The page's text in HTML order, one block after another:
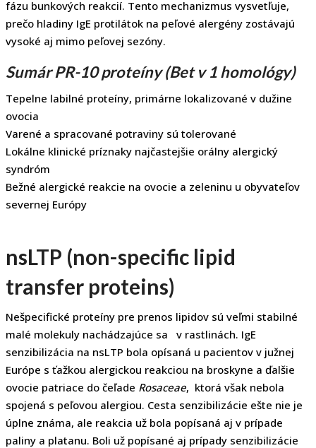
fázu bunkových reakcií. Tento mechanizmus vysvetľuje,
prečo hladiny IgE protilátok na peľové alergény zostávajú
vysoké aj mimo peľovej sezóny.
Sumár PR-10 proteíny (Bet v 1 homológy)
Tepelne labilné proteíny, primárne lokalizované v dužine
ovocia
Varené a spracované potraviny sú tolerované
Lokálne klinické príznaky najčastejšie orálny alergický
syndróm
Bežné alergické reakcie na ovocie a zeleninu u obyvateľov
severnej Európy
nsLTP (non-specific lipid
transfer proteins)
Nešpecifické proteíny pre prenos lipidov sú veľmi stabilné
malé molekuly nachádzajúce sa v rastlinách. IgE
senzibilizácia na nsLTP bola opísaná u pacientov v južnej
Európe s ťažkou alergickou reakciou na broskyne a ďalšie
ovocie patriace do čeľade Rosaceae, ktorá však nebola
spojená s peľovou alergiou. Cesta senzibilizácie ešte nie je
úplne známa, ale reakcia už bola popísaná aj v prípade
paliny a platanu. Boli už popísané aj prípady senzibilizácie